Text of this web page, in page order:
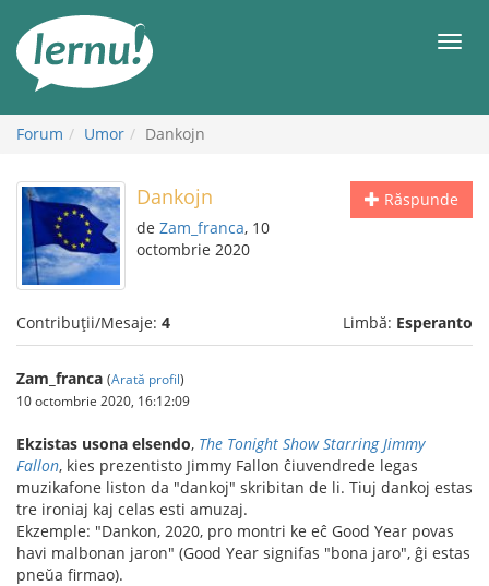
conținut
Forum Umor Dankojn
Răspunde
Dankojn
de Zam_franca, 10
octombrie 2020
Contribuții/Mesaje: 4 Limbă: Esperanto
Zam_franca (Arată profil)
10 octombrie 2020, 16:12:09
Ekzistas usona elsendo, The Tonight Show Starring Jimmy
Fallon, kies prezentisto Jimmy Fallon ĉiuvendrede legas
muzikafone liston da "dankoj" skribitan de li. Tiuj dankoj estas
tre ironiaj kaj celas esti amuzaj.
Ekzemple: "Dankon, 2020, pro montri ke eĉ Good Year povas
havi malbonan jaron" (Good Year signifas "bona jaro", ĝi estas
pneŭa firmao).